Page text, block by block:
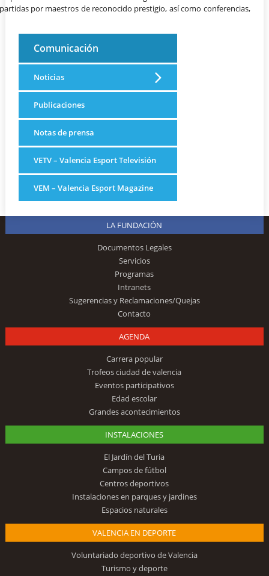
por maestros de reconocido prestigio, así como conferencias,
Comunicación
Noticias
Publicaciones
Notas de prensa
VETV – Valencia Esport Televisión
VEM – Valencia Esport Magazine
LA FUNDACIÓN
Documentos Legales
Servicios
Programas
Intranets
Sugerencias y Reclamaciones/Quejas
Contacto
AGENDA
Carrera popular
Trofeos ciudad de valencia
Eventos participativos
Edad escolar
Grandes acontecimientos
INSTALACIONES
El Jardín del Turia
Campos de fútbol
Centros deportivos
Instalaciones en parques y jardines
Espacios naturales
VALENCIA EN DEPORTE
Voluntariado deportivo de Valencia
Turismo y deporte